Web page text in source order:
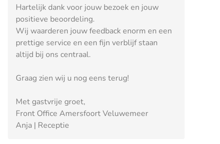
Hartelijk dank voor jouw bezoek en jouw
positieve beoordeling.
Wij waarderen jouw feedback enorm en een
prettige service en een fijn verblijf staan
altijd bij ons centraal.
Graag zien wij u nog eens terug!
Met gastvrije groet,
Front Office Amersfoort Veluwemeer
Anja | Receptie